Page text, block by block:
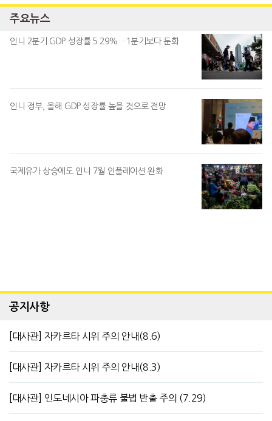
주요뉴스
인니 2분기 GDP 성장률 5.29%…1분기보다 둔화
인니 정부, 올해 GDP 성장률 높을 것으로 전망
국제유가 상승에도 인니 7월 인플레이션 완화
공지사항
[대사관] 자카르타 시위 주의 안내(8.6)
[대사관] 자카르타 시위 주의 안내(8.3)
[대사관] 인도네시아 파충류 불법 반출 주의 (7.29)